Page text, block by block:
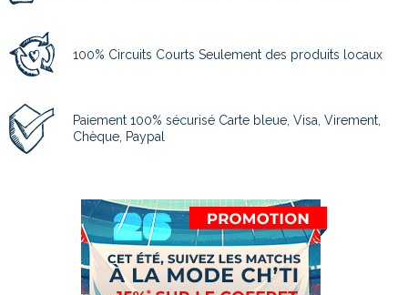
100% Circuits Courts Seulement des produits locaux
Paiement 100% sécurisé Carte bleue, Visa, Virement,
Chèque, Paypal